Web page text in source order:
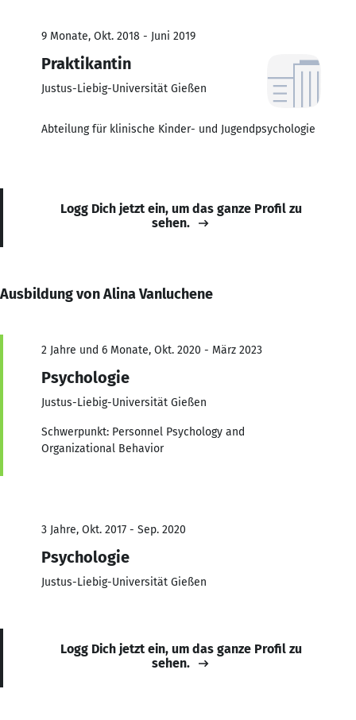
9 Monate, Okt. 2018 - Juni 2019
Praktikantin
Justus-Liebig-Universität Gießen
Abteilung für klinische Kinder- und Jugendpsychologie
Logg Dich jetzt ein, um das ganze Profil zu
sehen.
Ausbildung von Alina Vanluchene
2 Jahre und 6 Monate, Okt. 2020 - März 2023
Psychologie
Justus-Liebig-Universität Gießen
Schwerpunkt: Personnel Psychology and
Organizational Behavior
3 Jahre, Okt. 2017 - Sep. 2020
Psychologie
Justus-Liebig-Universität Gießen
Logg Dich jetzt ein, um das ganze Profil zu
sehen.